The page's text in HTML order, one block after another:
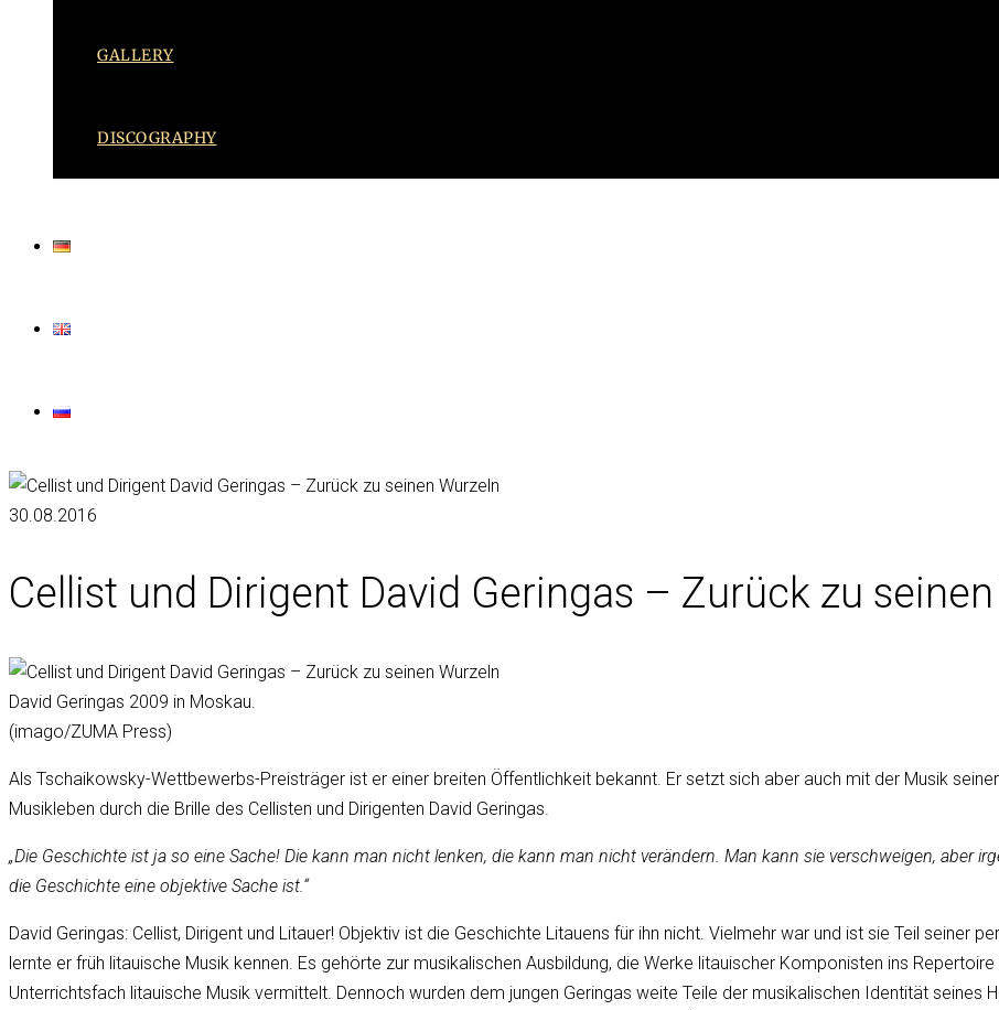
GALLERY
DISCOGRAPHY
30.08.2016
Cellist und Dirigent David Geringas – Zurück zu
David Geringas 2009 in Moskau.
(imago/ZUMA Press)
Als Tschaikowsky-Wettbewerbs-Preisträger ist er einer breiten Öffentlichkeit bekannt. Er setzt sich aber auch mit der Musik
Musikleben durch die Brille des Cellisten und Dirigenten David Geringas.
„Die Geschichte ist ja so eine Sache! Die kann man nicht lenken, die kann man nicht verändern. Man kann sie verschweigen, aber
die Geschichte eine objektive Sache ist.“
David Geringas: Cellist, Dirigent und Litauer! Objektiv ist die Geschichte Litauens für ihn nicht. Vielmehr war und ist sie Teil seiner
lernte er früh litauische Musik kennen. Es gehörte zur musikalischen Ausbildung, die Werke litauischer Komponisten ins
Unterrichtsfach litauische Musik vermittelt. Dennoch wurden dem jungen Geringas weite Teile der musikalischen Identität